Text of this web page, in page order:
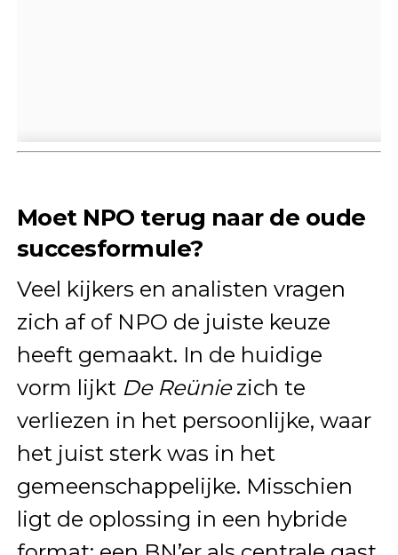
Moet NPO terug naar de oude
succesformule?
Veel kijkers en analisten vragen
zich af of NPO de juiste keuze
heeft gemaakt. In de huidige
vorm lijkt De Reüniezich te
verliezen in het persoonlijke, waar
het juist sterk was in het
gemeenschappelijke. Misschien
ligt de oplossing in een hybride